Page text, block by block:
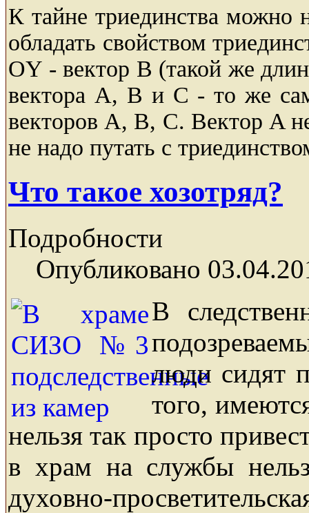
К тайне триединства можно
обладать свойством
OY - вектор B (такой же
вектора A, B и C - то же
векторов A, B, C. Вектор A
не надо путать с
Что такое хозотряд?
Подробности
Опубликовано
В
люди сидят
того,
нельзя так просто
в храм на службы
духовно-